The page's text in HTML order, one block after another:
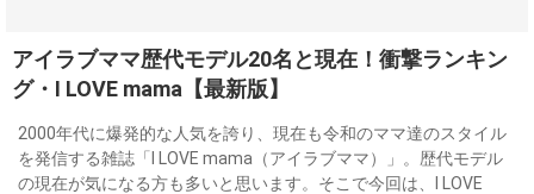
アイラブママ歴代モデル20名と現在！衝撃ランキン
グ・I LOVE mama【最新版】
2000年代に爆発的な人気を誇り、現在も令和のママ達のスタイル
を発信する雑誌「I LOVE mama（アイラブママ）」。歴代モデル
の現在が気になる方も多いと思います。そこで今回は、I LOVE